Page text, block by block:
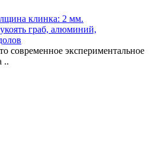
клинка: 2 мм.
граб, алюминий,
современное экспериментальное
..